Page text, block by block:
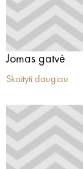
Jomas gatvė
Skaityti daugiau